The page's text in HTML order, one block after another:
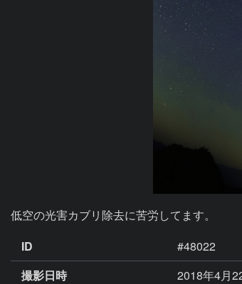
低空の光害カブリ除去に苦労してます。
ID
#48022
撮影日時
2018年4月